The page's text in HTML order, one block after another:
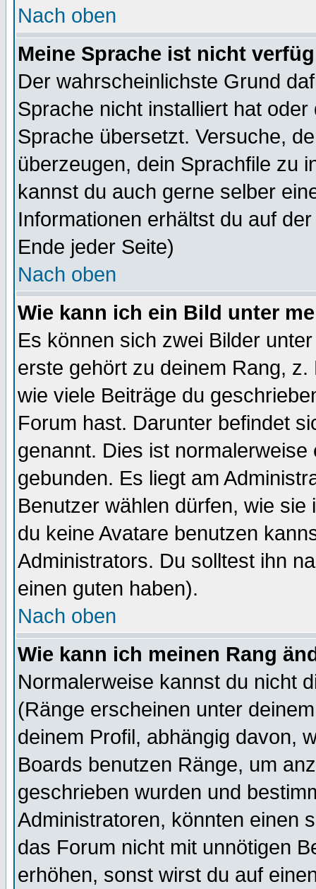
Nach oben
Meine Sprache ist nicht
Der wahrscheinlichste Grund
Sprache nicht installiert hat
Sprache übersetzt. Versuche,
überzeugen, dein Sprachfile zu
kannst du auch gerne selber
Informationen erhältst du auf
Ende jeder Seite)
Nach oben
Wie kann ich ein Bild unter
Es können sich zwei Bilder
erste gehört zu deinem Rang,
wie viele Beiträge du
Forum hast. Darunter befindet
genannt. Dies ist
gebunden. Es liegt am
Benutzer wählen dürfen, wie
du keine Avatare benutzen
Administrators. Du solltest ihn
einen guten haben).
Nach oben
Wie kann ich meinen Rang
Normalerweise kannst du nicht
(Ränge erscheinen unter
deinem Profil, abhängig davon,
Boards benutzen Ränge, um
geschrieben wurden und
Administratoren, könnten einen
das Forum nicht mit unnötigen
erhöhen, sonst wirst du auf